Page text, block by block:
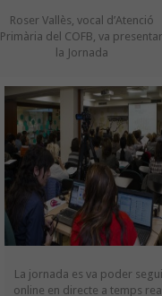
Roser Vallès, vocal d’Atenció
Primària del COFB, va presentar
la Jornada
La jornada es va poder
online en directe a temps real,